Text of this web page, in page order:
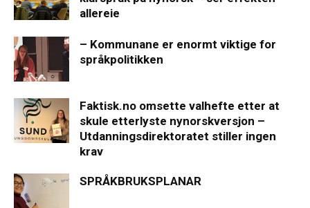
allereie
– Kommunane er enormt viktige for
språkpolitikken
Faktisk.no omsette valhefte etter at
skule etterlyste nynorskversjon –
Utdanningsdirektoratet stiller ingen
krav
SPRÅKBRUKSPLANAR